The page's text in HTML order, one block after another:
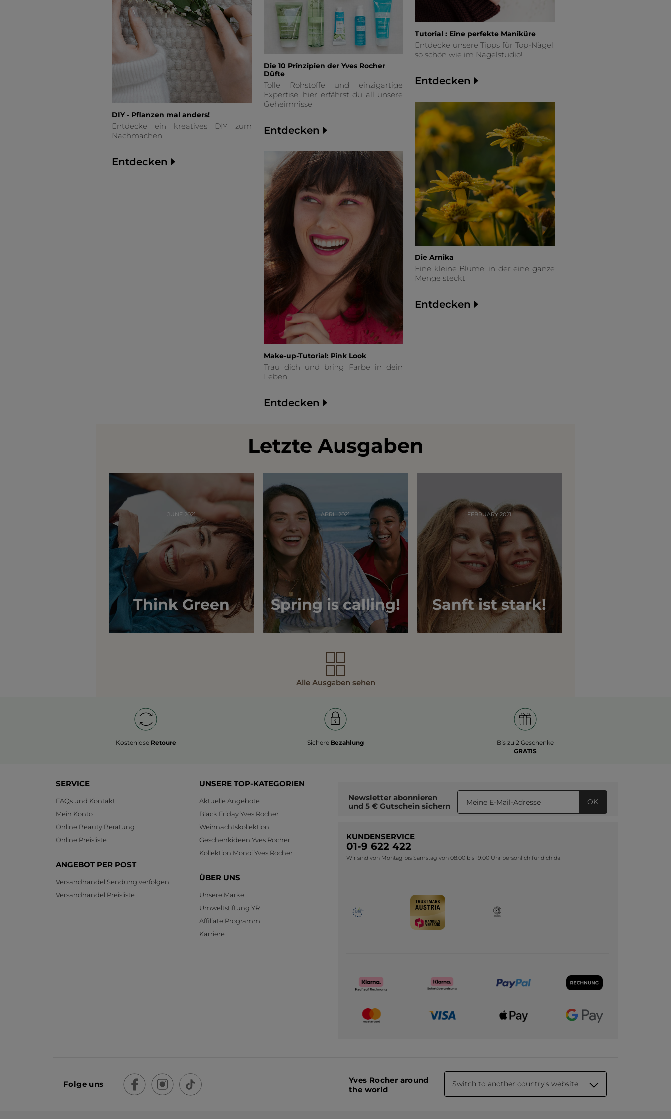
DIY - Pflanzen mal anders!
Entdecke ein kreatives DIY zum
Nachmachen
Entdecken
Die 10 Prinzipien der Yves Rocher
Düfte
Tolle Rohstoffe und einzigartige
Expertise, hier erfährst du all unsere
Geheimnisse.
Entdecken
Tutorial : Eine perfekte Maniküre
Entdecke unsere Tipps für Top-Nägel,
so schön wie im Nagelstudio!
Entdecken
Die Arnika
Eine kleine Blume, in der eine ganze
Menge steckt
Entdecken
Make-up-Tutorial: Pink Look
Trau dich und bring Farbe in dein
Leben.
Entdecken
Letzte Ausgaben
JUNE 2021
Think Green
APRIL 2021
Spring is calling!
FEBRUARY 2021
Sanft ist stark!
Alle Ausgaben sehen
Kostenlose Retoure Sichere Bezahlung
Bis zu 2 Geschenke
GRATIS
SERVICE
FAQs und Kontakt
Mein Konto
Online Beauty Beratung
Online Preisliste
ANGEBOT PER POST
Versandhandel Sendung verfolgen
Versandhandel Preisliste
UNSERE TOP-KATEGORIEN
Aktuelle Angebote
Black Friday Yves Rocher
Weihnachtskollektion
Geschenkideen Yves Rocher
Kollektion Monoi Yves Rocher
ÜBER UNS
Unsere Marke
Umweltstiftung YR
Affiliate Programm
Karriere
Newsletter abonnieren
und 5 € Gutschein sichern OK
KUNDENSERVICE
01-9 622 422
Wir sind von Montag bis Samstag von 08.00 bis 19.00 Uhr persönlich für dich da!
Folge uns
Yves Rocher around
the world
Switch to another country's website